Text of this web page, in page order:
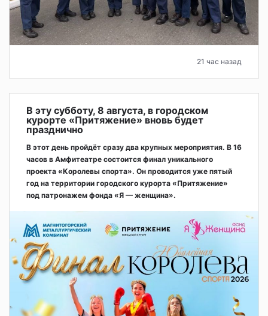
21 час назад
В эту субботу, 8 августа, в городском
курорте «Притяжение» вновь будет
празднично
В этот день пройдёт сразу два крупных мероприятия. В 16
часов в Амфитеатре состоится финал уникального
проекта «Королевы спорта». Он проводится уже пятый
год на территории городского курорта «Притяжение»
под патронажем фонда «Я — женщина».